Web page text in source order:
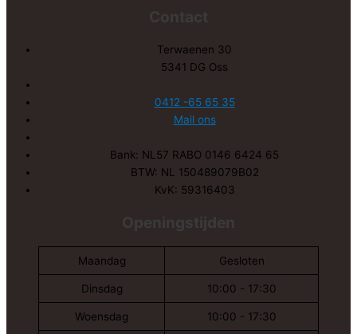
Terwaenen 30
5341 DG Oss
0412 -65 65 35
Mail ons
Bank: NL57 RABO 0146 6424 65
BTW: NL 150489079B02
KvK: 59316403
Maandag Gesloten
Dinsdag 10:00 - 17:30
Woensdag 10:00 - 17:30